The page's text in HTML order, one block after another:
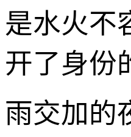
是水火不
开了身份
雨交加的